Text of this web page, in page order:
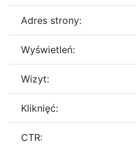
Adres strony:
Wyświetleń:
Wizyt:
Kliknięć:
CTR: